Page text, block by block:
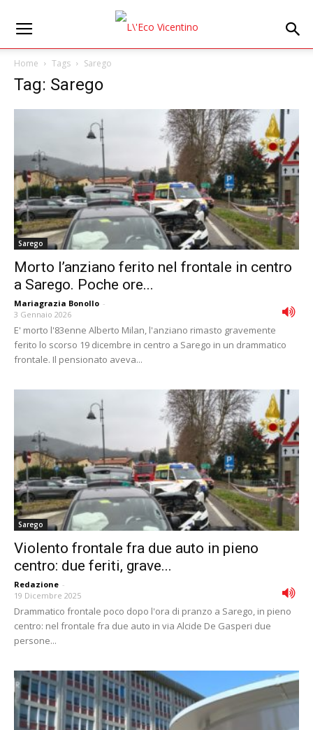
Home Tags Sarego
Tag: Sarego
Sarego
Morto l’anziano ferito nel frontale in centro
a Sarego. Poche ore...
Mariagrazia Bonollo -
3 Gennaio 2026
E' morto l'83enne Alberto Milan, l'anziano rimasto gravemente
ferito lo scorso 19 dicembre in centro a Sarego in un drammatico
frontale. Il pensionato aveva...
Sarego
Violento frontale fra due auto in pieno
centro: due feriti, grave...
Redazione -
19 Dicembre 2025
Drammatico frontale poco dopo l'ora di pranzo a Sarego, in pieno
centro: nel frontale fra due auto in via Alcide De Gasperi due
persone...